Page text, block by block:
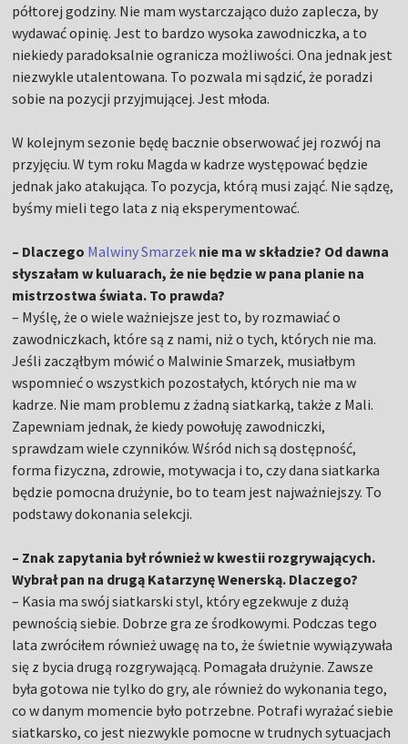
półtorej godziny. Nie mam wystarczająco dużo zaplecza, by
wydawać opinię. Jest to bardzo wysoka zawodniczka, a to
niekiedy paradoksalnie ogranicza możliwości. Ona jednak jest
niezwykle utalentowana. To pozwala mi sądzić, że poradzi
sobie na pozycji przyjmującej. Jest młoda.
W kolejnym sezonie będę bacznie obserwować jej rozwój na
przyjęciu. W tym roku Magda w kadrze występować będzie
jednak jako atakująca. To pozycja, którą musi zająć. Nie sądzę,
byśmy mieli tego lata z nią eksperymentować.
– Dlaczego Malwiny Smarzek nie ma w składzie? Od dawna
słyszałam w kuluarach, że nie będzie w pana planie na
mistrzostwa świata. To prawda?
– Myślę, że o wiele ważniejsze jest to, by rozmawiać o
zawodniczkach, które są z nami, niż o tych, których nie ma.
Jeśli zacząłbym mówić o Malwinie Smarzek, musiałbym
wspomnieć o wszystkich pozostałych, których nie ma w
kadrze. Nie mam problemu z żadną siatkarką, także z Mali.
Zapewniam jednak, że kiedy powołuję zawodniczki,
sprawdzam wiele czynników. Wśród nich są dostępność,
forma fizyczna, zdrowie, motywacja i to, czy dana siatkarka
będzie pomocna drużynie, bo to team jest najważniejszy. To
podstawy dokonania selekcji.
– Znak zapytania był również w kwestii rozgrywających.
Wybrał pan na drugą Katarzynę Wenerską. Dlaczego?
– Kasia ma swój siatkarski styl, który egzekwuje z dużą
pewnością siebie. Dobrze gra ze środkowymi. Podczas tego
lata zwróciłem również uwagę na to, że świetnie wywiązywała
się z bycia drugą rozgrywającą. Pomagała drużynie. Zawsze
była gotowa nie tylko do gry, ale również do wykonania tego,
co w danym momencie było potrzebne. Potrafi wyrażać siebie
siatkarsko, co jest niezwykle pomocne w trudnych sytuacjach